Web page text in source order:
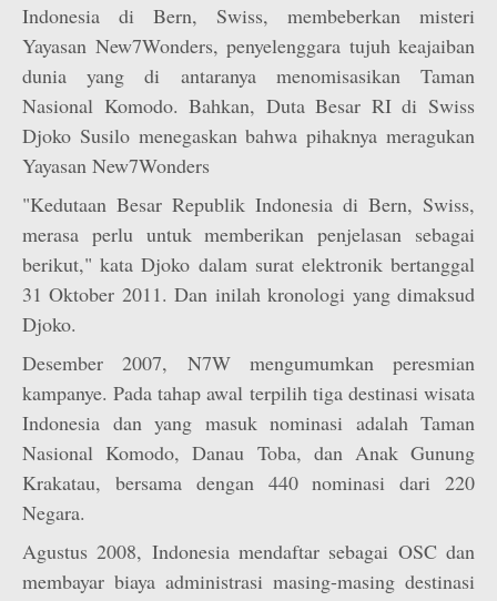
Indonesia di Bern, Swiss, membeberkan misteri
Yayasan New7Wonders, penyelenggara tujuh keajaiban
dunia yang di antaranya menomisasikan Taman
Nasional Komodo. Bahkan, Duta Besar RI di Swiss
Djoko Susilo menegaskan bahwa pihaknya meragukan
Yayasan New7Wonders
"Kedutaan Besar Republik Indonesia di Bern, Swiss,
merasa perlu untuk memberikan penjelasan sebagai
berikut," kata Djoko dalam surat elektronik bertanggal
31 Oktober 2011. Dan inilah kronologi yang dimaksud
Djoko.
Desember 2007, N7W mengumumkan peresmian
kampanye. Pada tahap awal terpilih tiga destinasi wisata
Indonesia dan yang masuk nominasi adalah Taman
Nasional Komodo, Danau Toba, dan Anak Gunung
Krakatau, bersama dengan 440 nominasi dari 220
Negara.
Agustus 2008, Indonesia mendaftar sebagai OSC dan
membayar biaya administrasi masing-masing destinasi